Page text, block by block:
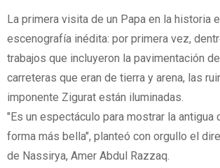
La primera visita de un Papa en la historia
escenografía inédita: por primera vez,
trabajos que incluyeron la pavimentación
carreteras que eran de tierra y arena, las
imponente Zigurat están iluminadas.
"Es un espectáculo para mostrar la antigua
forma más bella", planteó con orgullo el
de Nassirya, Amer Abdul Razzaq.